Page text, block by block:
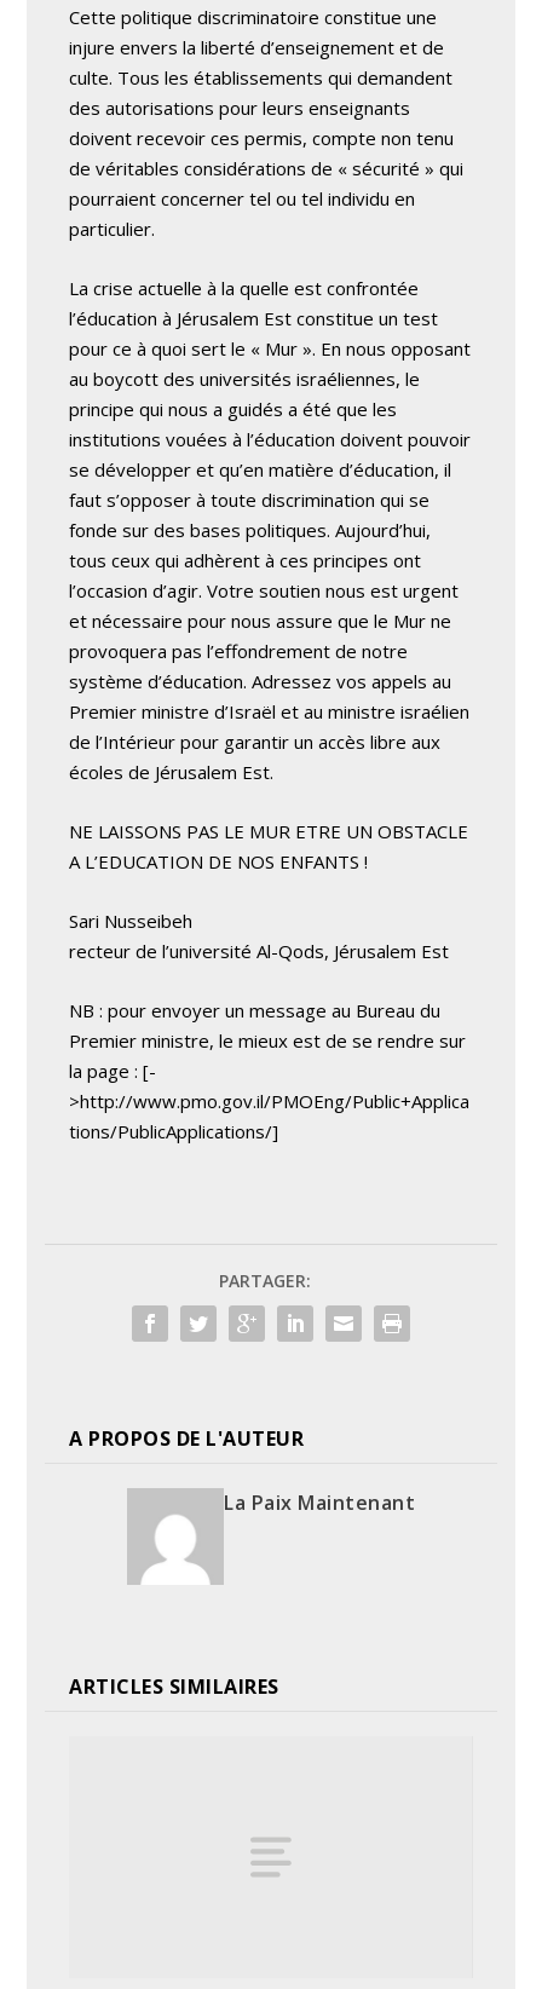
Cette politique discriminatoire constitue une
injure envers la liberté d’enseignement et de
culte. Tous les établissements qui demandent
des autorisations pour leurs enseignants
doivent recevoir ces permis, compte non tenu
de véritables considérations de « sécurité » qui
pourraient concerner tel ou tel individu en
particulier.
La crise actuelle à la quelle est confrontée
l’éducation à Jérusalem Est constitue un test
pour ce à quoi sert le « Mur ». En nous opposant
au boycott des universités israéliennes, le
principe qui nous a guidés a été que les
institutions vouées à l’éducation doivent pouvoir
se développer et qu’en matière d’éducation, il
faut s’opposer à toute discrimination qui se
fonde sur des bases politiques. Aujourd’hui,
tous ceux qui adhèrent à ces principes ont
l’occasion d’agir. Votre soutien nous est urgent
et nécessaire pour nous assure que le Mur ne
provoquera pas l’effondrement de notre
système d’éducation. Adressez vos appels au
Premier ministre d’Israël et au ministre israélien
de l’Intérieur pour garantir un accès libre aux
écoles de Jérusalem Est.
NE LAISSONS PAS LE MUR ETRE UN OBSTACLE
A L’EDUCATION DE NOS ENFANTS !
Sari Nusseibeh
recteur de l’université Al-Qods, Jérusalem Est
NB : pour envoyer un message au Bureau du
Premier ministre, le mieux est de se rendre sur
la page : [-
>http://www.pmo.gov.il/PMOEng/Public+Applica
tions/PublicApplications/]
PARTAGER:
A PROPOS DE L'AUTEUR
La Paix Maintenant
ARTICLES SIMILAIRES